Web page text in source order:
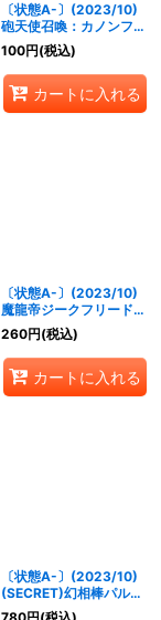
〔状態A-〕(2023/10)
砲天使召喚：カノンフィ
ールド【M】{BS65-
085}《黄》
100円(税込)
カートに入れる
〔状態A-〕(2023/10)
魔龍帝ジークフリード
XV【XV】{BS65-
XV01}《赤》
260円(税込)
カートに入れる
〔状態A-〕(2023/10)
(SECRET)幻相棒パルム
【契約X-SEC】{BS65-